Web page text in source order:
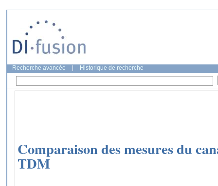
Recherche avancée Historique de recherche
Comparaison des mesures du
TDM